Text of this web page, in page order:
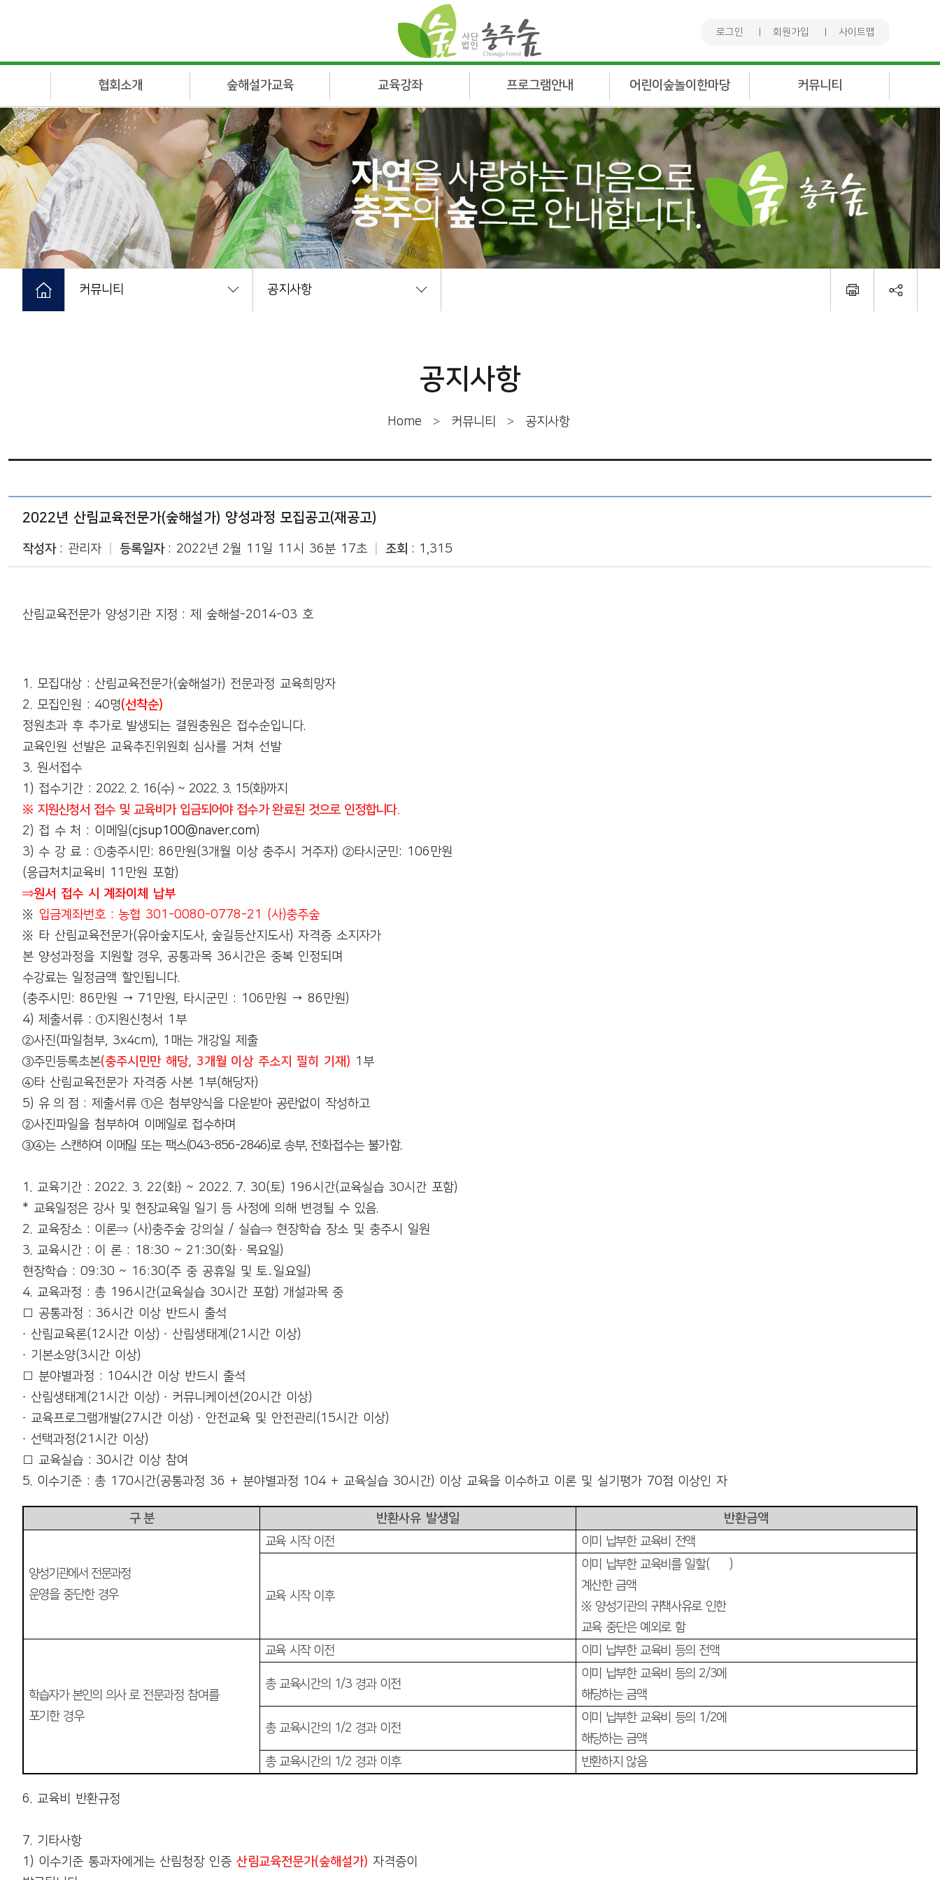
로그인 회원가입 사이트맵
협회소개
인사말
연혁
조직도
주요사업
협회정관
회원가입안내
오시는길
숲해설가교육
전문가과정
숲아카데미
교육강좌
심화강좌
심화학습
나눔강좌
수시강좌
프로그램안내
찾아가는 학교숲
숲캠프
숲해설신청
자연환경해설신청
산림복지서비스이용권
어린이숲놀이한마당
대회안내
대회공지
대회사진
참가신청(개인)
참가신청(단체)
커뮤니티
공지사항
자유게시판
행사게시판
회원동정
회원게시판
커뮤니티
프로그램안내
커뮤니티
공지사항
회원동정
카카오스토리 공유
공지사항
Home > 커뮤니티 > 공지사항
2022년 산림교육전문가(숲해설가) 양성과정 모집공고(재공고)
작성자 관리자 등록일자 2022년 2월 11일 11시 36분 17초 조회 1,315
산림교육전문가 양성기관 지정 :제 숲해설-2014-03 호
1. 모집대상 : 산림교육전문가(숲해설가) 전문과정 교육희망자
2. 모집인원 : 40명(선착순)
정원초과 후 추가로 발생되는 결원충원은 접수순입니다.
교육인원 선발은 교육추진위원회 심사를 거쳐 선발
3. 원서접수
1) 접수기간 : 2022. 2. 16(수) ~ 2022. 3. 15(화)까지
※ 지원신청서 접수 및 교육비가 입금되어야 접수가 완료된 것으로 인정합니다.
2) 접 수 처 : 이메일(cjsup100@naver.com)
3) 수 강 료 :①충주시민: 86만원(3개월 이상 충주시 거주자)②타시군민: 106만원
(응급처치교육비 11 만원 포함)
⇒원서 접수 시 계좌이체 납부
※ 입금계좌번호 :농협 301-0080-0778-21 (사)충주숲
※ 타 산림교육전문가(유아숲지도사,숲길등산지도사) 자격증 소지자가
본 양성과정을 지원할 경우,공통과목 36시간은 중복 인정되며
수강료는 일정금액 할인됩니다.
(충주시민: 86만원 → 71 만원, 타시군민 : 106만원 → 86만원)
4) 제출서류 :①지원신청서 1부
②사진(파일첨부, 3x4cm), 1 매는 개강일 제출
③주민등록초본(충주시민만 해당, 3개월 이상 주소지 필히 기재) 1 부
④타 산림교육전문가 자격증 사본 1부(해당자)
5) 유 의 점 :제출서류 ①은 첨부양식을 다운받아 공란없이 작성하고
②사진파일을 첨부하여 이메일로 접수하며
③④는 스캔하여 이메일 또는 팩스(043-856-2846)로 송부, 전화접수는 불가함.
1. 교육기간 : 2022. 3. 22(화) ~ 2022. 7. 30(토) 196시간(교육실습 30시간 포함)
* 교육일정은 강사 및 현장교육일 일기 등 사정에 의해 변경될 수 있음.
2. 교육장소 : 이론⇒ (사)충주숲 강의실 / 실습⇒ 현장학습 장소 및 충주시 일원
3. 교육시간 : 이 론 : 18:30 ~ 21:30(화·목요일)
현장학습 : 09:30 ~ 16:30(주 중 공휴일 및 토․ 일요일)
4. 교육과정 :총 196시간(교육실습 30시간 포함) 개설과목 중
□ 공통과정 : 36시간 이상 반드시 출석
∙ 산림교육론(12시간 이상) ∙ 산림생태계 (21 시간 이상)
∙ 기본소양(3시간 이상)
□ 분야별과정 : 104시간 이상 반드시 출석
∙ 산림생태계 (21 시간 이상) ∙ 커뮤니케이션(20시간 이상)
∙ 교육프로그램개발(27시간 이상) ∙ 안전교육 및 안전관리 (15시간 이상)
∙ 선택과정(21 시간 이상)
□ 교육실습 : 30시간 이상 참여
5. 이수기준 :총 170시간(공통과정 36 + 분야별과정 104 +교육실습 30시간) 이상 교육을 이수하고 이론 및 실기평가 70점 이상인 자
구 분 반환사유 발생일 반환금액
양성기관에서 전문과정
운영을 중단한 경우
교육 시작 이전 이미 납부한 교육비 전액
교육 시작 이후
이미 납부한 교육비를 일할(日割 )
계산한 금액
※ 양성기관의 귀책사유로 인한
교육 중단은 예외로 함
학습자가 본인의 의사 로 전문과정 참여를
포기한 경우
교육 시작 이전 이미 납부한 교육비 등의 전액
총 교육시간의 1/3 경과 이전
이미 납부한 교육비 등의 2/3에
해당하는 금액
총 교육시간의 1/2 경과 이전
이미 납부한 교육비 등의 1/2에
해당하는 금액
총 교육시간의 1/2 경과 이후 반환하지 않음
6. 교육비 반환규정
7. 기타사항
1) 이수기준 통과자에게는 산림청장 인증산림교육전문가(숲해설가) 자격증이